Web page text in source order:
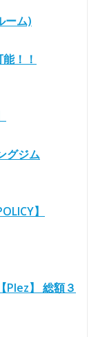
ーム)
！！
グジム
】
Plez】 総額３